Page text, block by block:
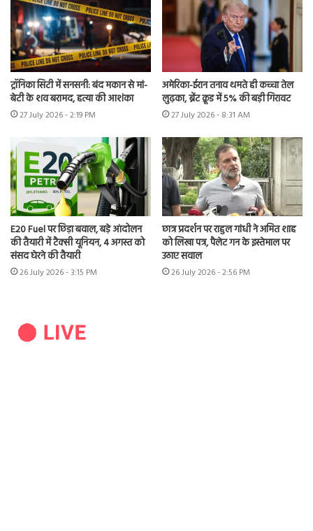
ट्रॉनिका सिटी में सनसनी: बंद मकान से मां-
बेटी के शव बरामद, हत्या की आशंका
27 July 2026 - 2:19 PM
अमेरिका-ईरान तनाव थमते ही कच्चा तेल
लुढ़का, ब्रेंट क्रूड में 5% की बड़ी गिरावट
27 July 2026 - 8:31 AM
E20 Fuel पर छिड़ा बवाल, बड़े आंदोलन
की तैयारी में टैक्सी यूनियन, 4 अगस्त को
संसद घेरने की तैयारी
26 July 2026 - 3:15 PM
छात्र प्रदर्शन पर राहुल गांधी ने अमित शाह
को लिखा पत्र, पैलेट गन के इस्तेमाल पर
उठाए सवाल
26 July 2026 - 2:56 PM